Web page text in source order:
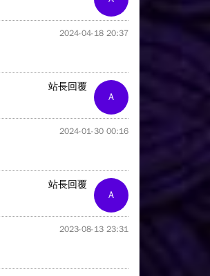
2024-04-18 20:37
A
站長回覆
2024-01-30 00:16
A
站長回覆
2023-08-13 23:31